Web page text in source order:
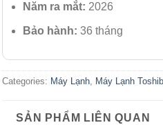
Năm ra mắt: 2026
Bảo hành: 36 tháng
Categories: Máy Lạnh Máy Lạnh
SẢN PHẨM LIÊN QUAN